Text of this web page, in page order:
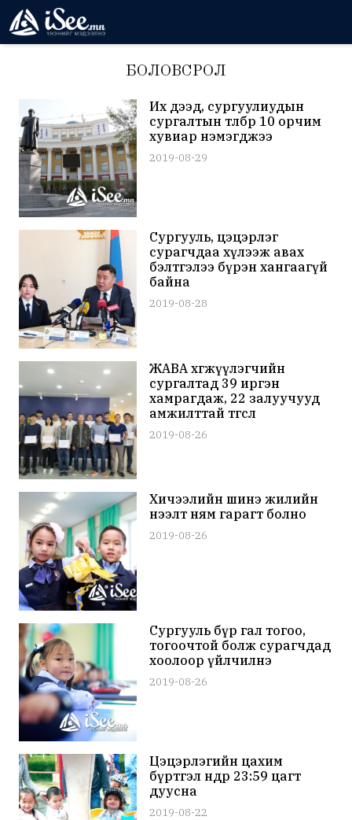
БОЛОВСРОЛ
Их дээд, сургуулиудын
сургалтын төлбөр 10 орчим
хувиар нэмэгджээ
2019-08-29
Сургууль, цэцэрлэг
сурагчдаа хүлээж авах
бэлтгэлээ бүрэн хангаагүй
байна
2019-08-28
ЖАВА хөгжүүлэгчийн
сургалтад 39 иргэн
хамрагдаж, 22 залуучууд
амжилттай төгслөө
2019-08-26
Хичээлийн шинэ жилийн
нээлт ням гарагт болно
2019-08-26
Сургууль бүр гал тогоо,
тогоочтой болж сурагчдад
хоолоор үйлчилнэ
2019-08-26
Цэцэрлэгийн цахим
бүртгэл өнөөдөр 23:59 цагт
дуусна
2019-08-22